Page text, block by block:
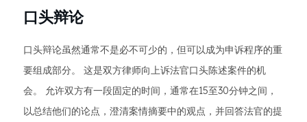
口头辩论
口头辩论虽然通常不是必不可少的，但可以成为申诉程序的重
要组成部分。 这是双方律师向上诉法官口头陈述案件的机
会。 允许双方有一段固定的时间，通常在15至30分钟之间，
以总结他们的论点，澄清案情摘要中的观点，并回答法官的提